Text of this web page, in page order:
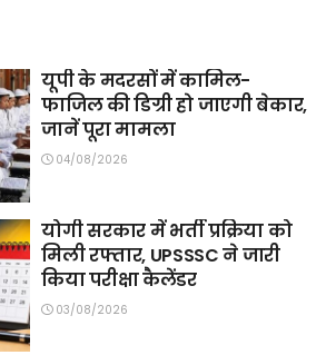
यूपी के मदरसों में कामिल-
फाजिल की डिग्री हो जाएगी बेकार,
जानें पूरा मामला
04/08/2026
योगी सरकार में भर्ती प्रक्रिया को
मिली रफ्तार, UPSSSC ने जारी
किया परीक्षा कैलेंडर
03/08/2026